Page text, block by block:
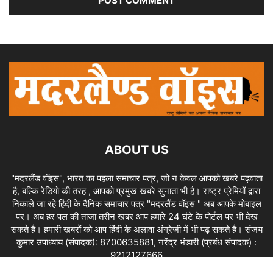
ABOUT US
"मदरलैंड वॉइस", भारत का पहला समाचार पत्र, जो न केवल आपको खबरे पढ़वाता
है, बल्कि रेडियो की तरह , आपको प्रमुख खबरे सुनाता भी है। राष्ट्र प्रेमियों द्वारा
निकाले जा रहे हिंदी के दैनिक समाचार पत्र "मदरलैंड वॉइस " अब आपके मोबाइल
पर। अब हर पल की ताजा तरीन खबर आप हमारे 24 घंटे के पोर्टल पर भी देख
सकते है। हमारी खबरों को आप हिंदी के अलावा अंग्रेज़ी में भी पढ़ सकते है। संजय
कुमार उपाध्याय (संपादक): 8700635881, नरेंद्र भंडारी (प्रबंध संपादक) :